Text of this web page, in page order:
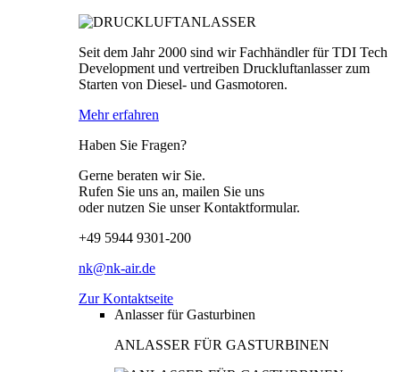
Seit dem Jahr 2000 sind wir Fachhändler für TDI Tech
Development und vertreiben Druckluftanlasser zum
Starten von Diesel- und Gasmotoren.
Mehr erfahren
Haben Sie Fragen?
Gerne beraten wir Sie.
Rufen Sie uns an, mailen Sie uns
oder nutzen Sie unser Kontaktformular.
+49 5944 9301-200
nk@nk-air.de
Zur Kontaktseite
Anlasser für Gasturbinen
ANLASSER FÜR GASTURBINEN